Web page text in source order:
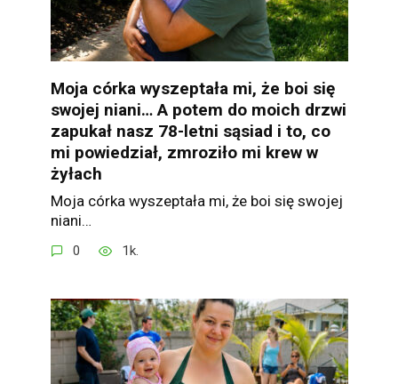
Moja córka wyszeptała mi, że boi się
swojej niani… A potem do moich drzwi
zapukał nasz 78-letni sąsiad i to, co
mi powiedział, zmroziło mi krew w
żyłach
Moja córka wyszeptała mi, że boi się swojej
niani…
0 1k.